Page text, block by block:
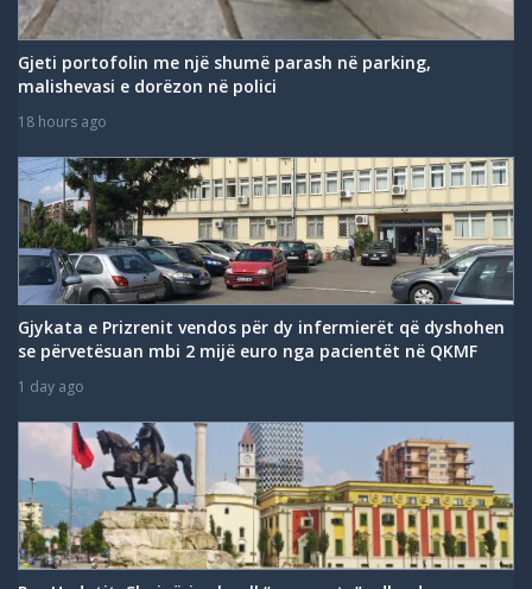
Gjeti portofolin me një shumë parash në parking,
malishevasi e dorëzon në polici
18 hours ago
Gjykata e Prizrenit vendos për dy infermierët që dyshohen
se përvetësuan mbi 2 mijë euro nga pacientët në QKMF
1 day ago